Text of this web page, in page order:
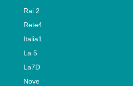
Rai 2
Rete4
Italia1
La 5
La7D
Nove